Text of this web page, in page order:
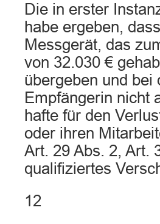
Die in erster
habe ergeben,
Messgerät, das
von 32.030 €
übergeben und bei
Empfängerin nicht
hafte für den
oder ihren
Art. 29 Abs. 2, Art.
qualifiziertes
12